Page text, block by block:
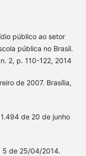
público ao setor
pública no Brasil.
2, p. 110-122, 2014
de 2007. Brasília,
de 20 de junho
5 de 25/04/2014.